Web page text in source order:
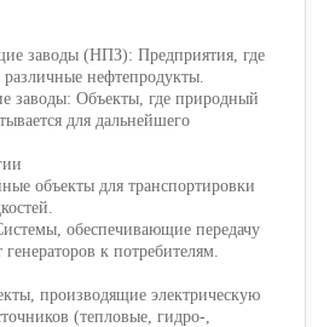
заводы (НПЗ): Предприятия, где
различные нефтепродукты.
заводы: Объекты, где природный
для дальнейшего
объекты для транспортировки
обеспечивающие передачу
к потребителям.
производящие электрическую
(тепловые, гидро-,